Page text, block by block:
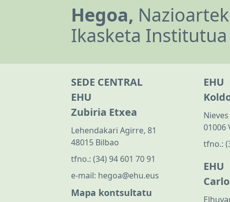
Hegoa,
Ikasketa Institutua
SEDE CENTRAL
EHU
Zubiria Etxea
Lehendakari Agirre, 81
48015 Bilbao
tfno.: (34) 94 601 70 91
e-mail: hegoa@ehu.eus
Mapa kontsultatu
EHU
01006
tfno.:
EHU